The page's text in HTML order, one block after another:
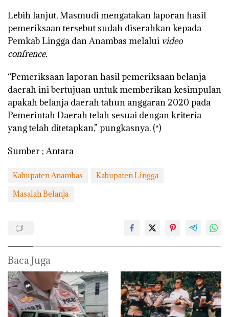
Lebih lanjut, Masmudi mengatakan laporan hasil
pemeriksaan tersebut sudah diserahkan kepada
Pemkab Lingga dan Anambas melalui video
confrence.
“Pemeriksaan laporan hasil pemeriksaan belanja
daerah ini bertujuan untuk memberikan kesimpulan
apakah belanja daerah tahun anggaran 2020 pada
Pemerintah Daerah telah sesuai dengan kriteria
yang telah ditetapkan,” pungkasnya. (*)
Sumber ; Antara
Kabupaten Anambas
Kabupaten Lingga
Masalah Belanja
Baca Juga